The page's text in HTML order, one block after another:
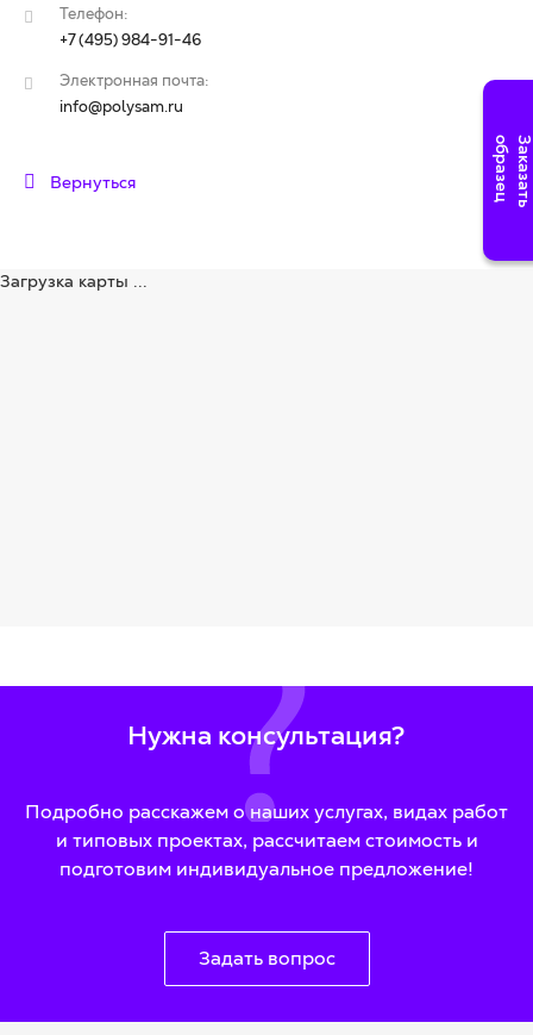
Телефон:
+7 (495) 984-91-46
Электронная почта:
info@polysam.ru
Вернуться
Загрузка карты ...
Нужна консультация?
Подробно расскажем о наших услугах, видах работ
и типовых проектах, рассчитаем стоимость и
подготовим индивидуальное предложение!
Задать вопрос
З
а
к
а
з
а
т
ь
о
б
р
а
з
е
ц